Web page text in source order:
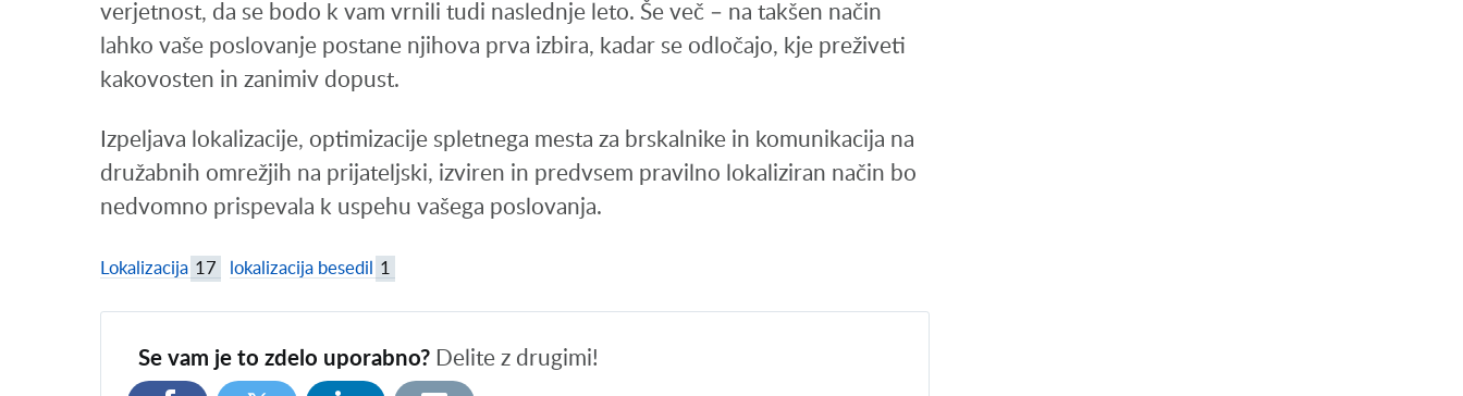
verjetnost, da se bodo k vam vrnili tudi naslednje leto. Še več – na takšen način
lahko vaše poslovanje postane njihova prva izbira, kadar se odločajo, kje preživeti
kakovosten in zanimiv dopust.
Izpeljava lokalizacije, optimizacije spletnega mesta za brskalnike in komunikacija na
družabnih omrežjih na prijateljski, izviren in predvsem pravilno lokaliziran način bo
nedvomno prispevala k uspehu vašega poslovanja.
Lokalizacija 17 lokalizacija besedil 1
Se vam je to zdelo uporabno? Delite z drugimi!